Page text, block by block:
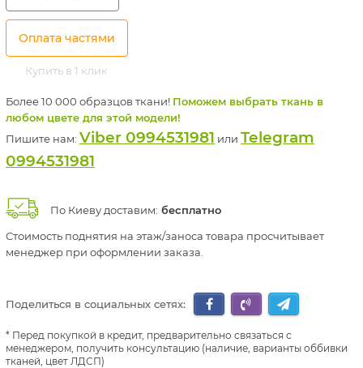
Оплата частями
Купить в 1 клик
Более 10 000 образцов ткани! Поможем выбрать ткань в
любом цвете для этой модели!
Пишите нам: Viber 0994531981 или Telegram
0994531981
По Киеву доставим: бесплатно
Стоимость поднятия на этаж/заноса товара просчитывает
менеджер при оформлении заказа.
Поделиться в социальных сетях:
Перед покупкой в кредит, предварительно связаться с
менеджером, получить консультацию (наличие, варианты оббивки
тканей, цвет ЛДСП)